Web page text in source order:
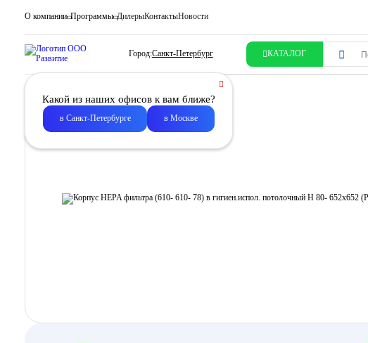
О компании Программы ДилерыКонтактыНовости
Город:Санкт-Петербург КАТАЛОГ
Какой из наших офисов к вам ближе?
в Санкт-Петербурге в Москве